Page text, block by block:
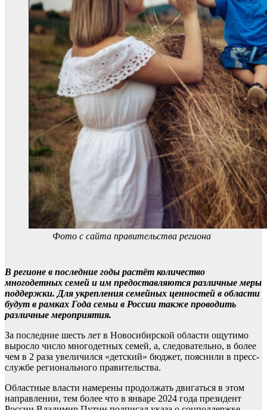
Фото с сайта правительства региона
В регионе в последние годы растёт количество
многодетных семей и им предоставляются различные меры
поддержки. Для укрепления семейных ценностей в области
будут в рамках Года семьи в России также проводить
различные мероприятия.
За последние шесть лет в Новосибирской области ощутимо
выросло число многодетных семей, а, следовательно, в более
чем в 2 раза увеличился «детский» бюджет, пояснили в пресс-
службе регионального правительства.
Областные власти намерены продолжать двигаться в этом
направлении, тем более что в январе 2024 года президент